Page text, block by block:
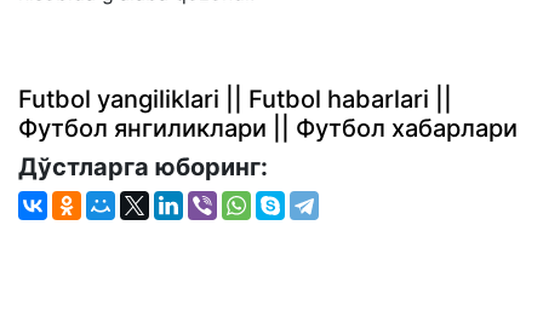
Futbol yangiliklari || Futbol habarlari ||
Футбол янгиликлари || Футбол хабарлари
Дўстларга юборинг: